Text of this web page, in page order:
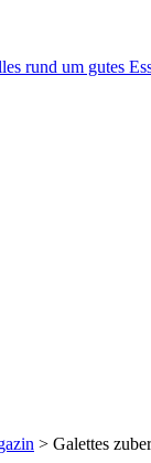
> Galettes